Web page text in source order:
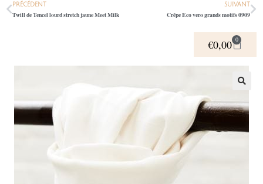
PRÉCÉDENT
Twill de Tencel lourd stretch jaune Meet Milk
SUIVANT
Crêpe Eco vero grands motifs 0909
€0,00 0